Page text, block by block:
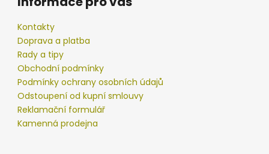
Kontakty
Doprava a platba
Rady a tipy
Obchodní podmínky
Podmínky ochrany osobních údajů
Odstoupení od kupní smlouvy
Reklamační formulář
Kamenná prodejna